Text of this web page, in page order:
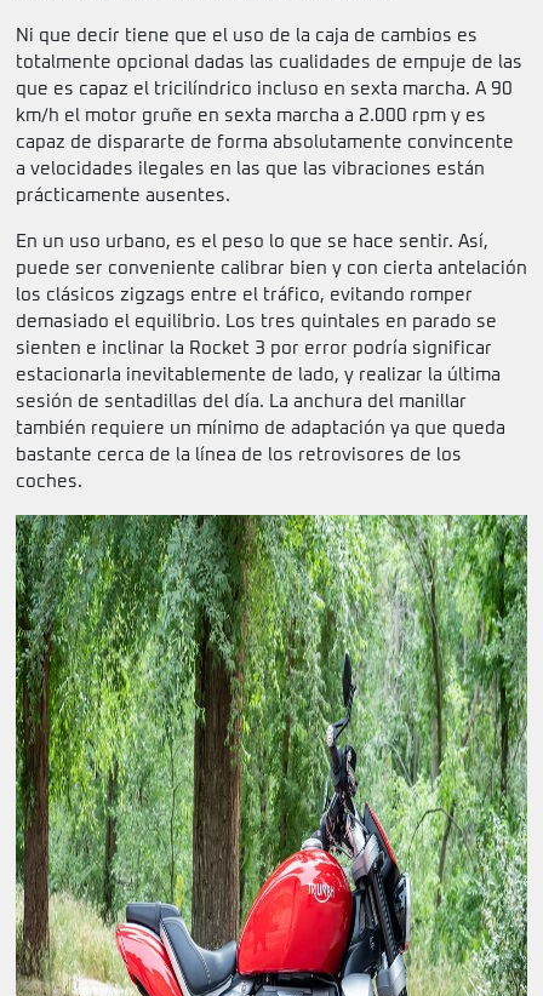
Ni que decir tiene que el uso de la caja de cambios es
totalmente opcional dadas las cualidades de empuje de las
que es capaz el tricilíndrico incluso en sexta marcha. A 90
km/h el motor gruñe en sexta marcha a 2.000 rpm y es
capaz de dispararte de forma absolutamente convincente
a velocidades ilegales en las que las vibraciones están
prácticamente ausentes.
En un uso urbano, es el peso lo que se hace sentir. Así,
puede ser conveniente calibrar bien y con cierta antelación
los clásicos zigzags entre el tráfico, evitando romper
demasiado el equilibrio. Los tres quintales en parado se
sienten e inclinar la Rocket 3 por error podría significar
estacionarla inevitablemente de lado, y realizar la última
sesión de sentadillas del día. La anchura del manillar
también requiere un mínimo de adaptación ya que queda
bastante cerca de la línea de los retrovisores de los
coches.